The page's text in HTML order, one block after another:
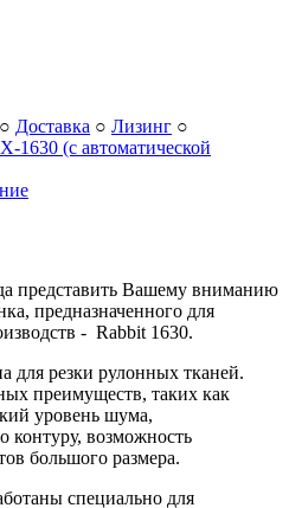
○ Доставка ○ Лизинг ○
представить Вашему вниманию
предназначенного для
- Rabbit 1630.
для резки рулонных тканей.
преимуществ, таких как
уровень шума,
контуру, возможность
большого размера.
специально для